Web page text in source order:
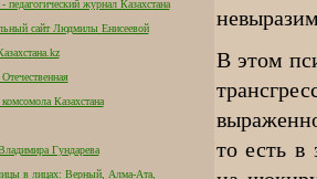
педагогический журнал Казахстана
сайт Людмилы Енисеевой
Казахстана
Гундарева
в лицах: Верный, Алма-Ата,
В этом
то есть в